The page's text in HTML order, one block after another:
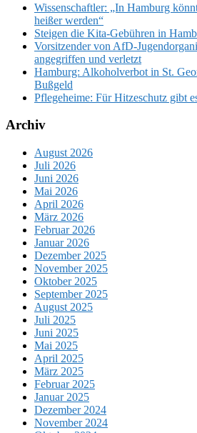
Wissenschaftler: „In Hamburg
heißer werden“
Steigen die Kita-Gebühren in
Vorsitzender von AfD-
angegriffen und verletzt
Hamburg: Alkoholverbot in St.
Bußgeld
Pflegeheime: Für Hitzeschutz gibt
Archiv
August 2026
Juli 2026
Juni 2026
Mai 2026
April 2026
März 2026
Februar 2026
Januar 2026
Dezember 2025
November 2025
Oktober 2025
September 2025
August 2025
Juli 2025
Juni 2025
Mai 2025
April 2025
März 2025
Februar 2025
Januar 2025
Dezember 2024
November 2024